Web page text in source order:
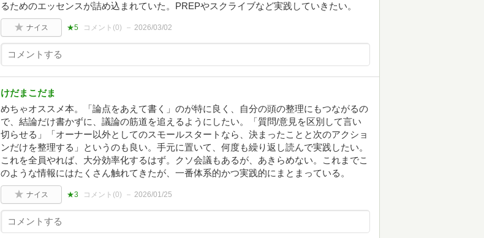
るためのエッセンスが詰め込まれていた。PREPやスクライブなど実践していきたい。
ナイス ★5 コメント(0) 2026/03/02
けだまこだま
めちゃオススメ本。「論点をあえて書く」のが特に良く、自分の頭の整理にもつながるの
で、結論だけ書かずに、議論の筋道を追えるようにしたい。「質問/意見を区別して言い
切らせる」「オーナー以外としてのスモールスタートなら、決まったことと次のアクショ
ンだけを整理する」というのも良い。手元に置いて、何度も繰り返し読んで実践したい。
これを全員やれば、大分効率化するはず。クソ会議もあるが、あきらめない。これまでこ
のような情報にはたくさん触れてきたが、一番体系的かつ実践的にまとまっている。
ナイス ★3 コメント(0) 2026/01/25